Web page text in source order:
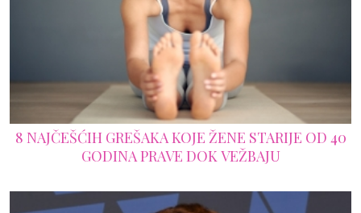
8 NAJČEŠĆIH GREŠAKA KOJE ŽENE STARIJE OD 40
GODINA PRAVE DOK VEŽBAJU